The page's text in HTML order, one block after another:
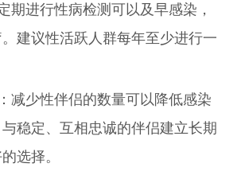
期进行性病检测可以及早感染，
建议性活跃人群每年至少进行一
减少性伴侣的数量可以降低感染
稳定、互相忠诚的伴侣建立长期
选择。